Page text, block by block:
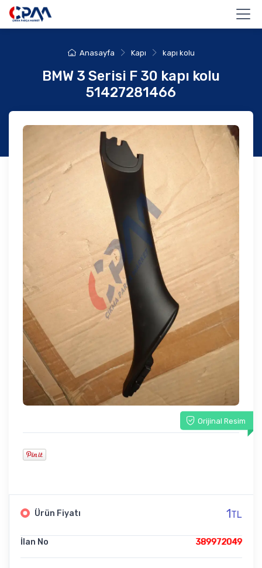
Anasayfa Kapı kapı kolu
BMW 3 Serisi F 30 kapı kolu
51427281466
Orijinal Resim
Ürün Fiyatı 1TL
İlan No 389972049